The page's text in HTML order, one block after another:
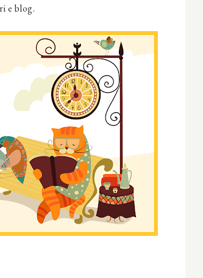
e blog.